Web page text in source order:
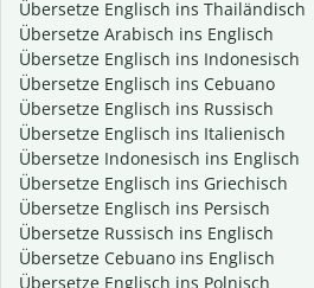
Übersetze Englisch ins Thailändisch
Übersetze Arabisch ins Englisch
Übersetze Englisch ins Indonesisch
Übersetze Englisch ins Cebuano
Übersetze Englisch ins Russisch
Übersetze Englisch ins Italienisch
Übersetze Indonesisch ins Englisch
Übersetze Englisch ins Griechisch
Übersetze Englisch ins Persisch
Übersetze Russisch ins Englisch
Übersetze Cebuano ins Englisch
Übersetze Englisch ins Polnisch